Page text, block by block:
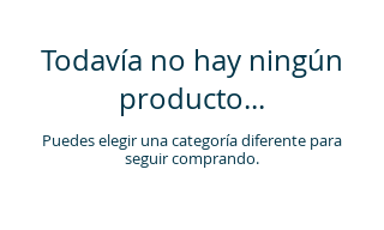
Todavía no hay ningún
producto...
Puedes elegir una categoría diferente para
seguir comprando.